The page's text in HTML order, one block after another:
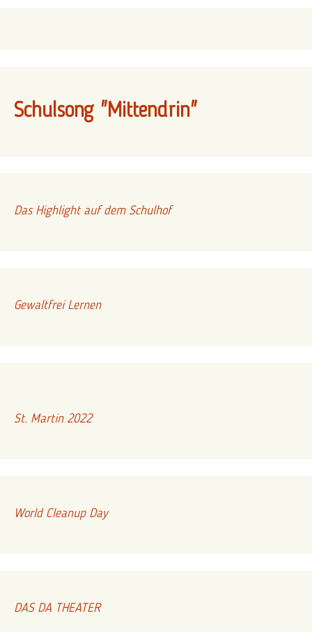
Schulsong "Mittendrin"
Das Highlight auf dem Schulhof
Gewaltfrei Lernen
St. Martin 2022
World Cleanup Day
DAS DA THEATER